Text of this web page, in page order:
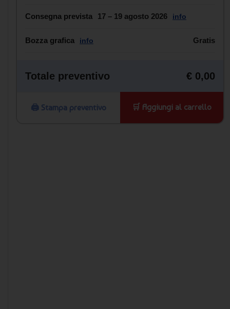
Consegna prevista 17 – 19 agosto 2026 info
Bozza grafica info Gratis
Totale preventivo € 0,00
🖨️ Stampa preventivo 🛒 Aggiungi al carrello